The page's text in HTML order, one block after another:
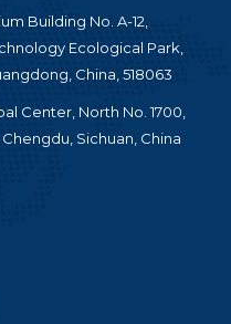
Building No. A-12,
Ecological Park,
China, 518063
Center, North No. 1700,
Sichuan, China